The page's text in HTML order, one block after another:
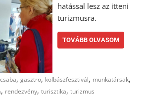
hatással lesz az itteni
turizmusra.
TOVÁBB OLVASOM
,gasztro, kolbászfesztivál, munkatársak,
, rendezvény,turisztika,turizmus